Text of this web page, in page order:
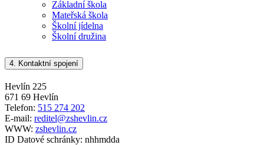
Základní škola
Mateřská škola
Školní jídelna
Školní družina
4. Kontaktní spojení
Hevlín 225
671 69 Hevlín
Telefon: 515 274 202
E-mail: reditel@zshevlin.cz
WWW: zshevlin.cz
ID Datové schránky: nhhmdda